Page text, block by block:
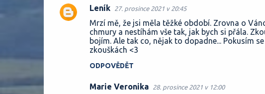
K
Leník 27. prosince 2021 v 20:45
Mrzí mě, že jsi měla těžké období. Zrovna o
chmury a nestíhám vše tak, jak bych si přála.
bojím. Ale tak co, nějak to dopadne... Pokusím
zkouškách <3
ODPOVĚDĚT
Marie Veronika 28. prosince 2021 v 12:00